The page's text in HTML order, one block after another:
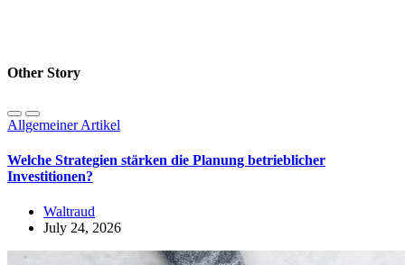
Other Story
Allgemeiner Artikel
Welche Strategien stärken die Planung betrieblicher
Investitionen?
Waltraud
July 24, 2026